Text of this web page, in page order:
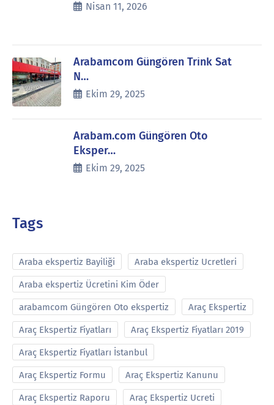
Nisan 11, 2026
Arabamcom Güngören Trink Sat
N…
Ekim 29, 2025
Arabam.com Güngören Oto
Eksper…
Ekim 29, 2025
Tags
Araba ekspertiz Bayiliği Araba ekspertiz Ucretleri
Araba ekspertiz Ücretini Kim Öder
arabamcom Güngören Oto ekspertiz Araç Ekspertiz
Araç Ekspertiz Fiyatları Araç Ekspertiz Fiyatları 2019
Araç Ekspertiz Fiyatları İstanbul
Araç Ekspertiz Formu Araç Ekspertiz Kanunu
Araç Ekspertiz Raporu Araç Ekspertiz Ucreti